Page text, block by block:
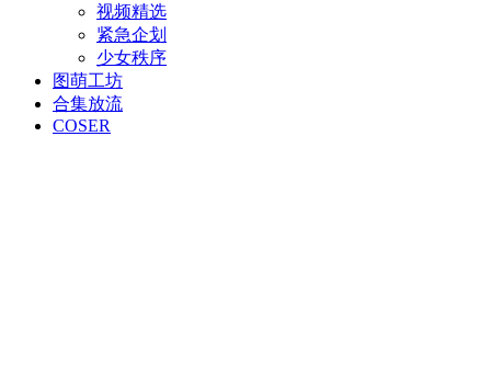
视频精选
紧急企划
少女秩序
图萌工坊
合集放流
COSER